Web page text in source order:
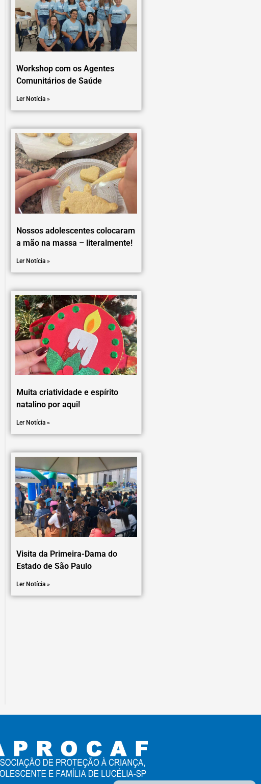
Workshop com os Agentes
Comunitários de Saúde
Ler Notícia »
Nossos adolescentes colocaram
a mão na massa – literalmente!
Ler Notícia »
Muita criatividade e espírito
natalino por aqui!
Ler Notícia »
Visita da Primeira-Dama do
Estado de São Paulo
Ler Notícia »